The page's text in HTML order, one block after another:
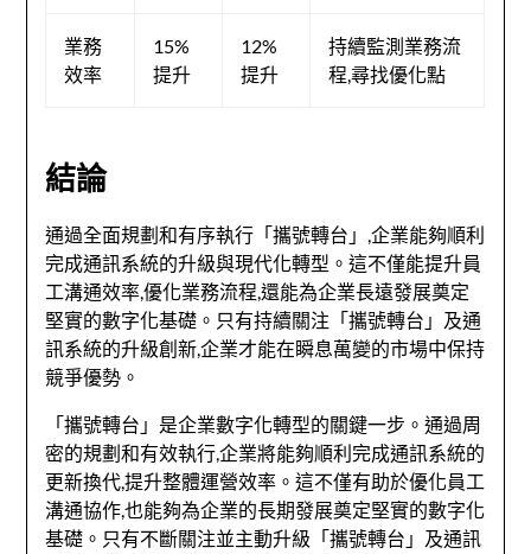
業務
效率
15%
提升
12%
提升
持續監測業務流
程,尋找優化點
結論
通過全面規劃和有序執行「攜號轉台」,企業能夠順利
完成通訊系統的升級與現代化轉型。這不僅能提升員
工溝通效率,優化業務流程,還能為企業長遠發展奠定
堅實的數字化基礎。只有持續關注「攜號轉台」及通
訊系統的升級創新,企業才能在瞬息萬變的市場中保持
競爭優勢。
「攜號轉台」是企業數字化轉型的關鍵一步。通過周
密的規劃和有效執行,企業將能夠順利完成通訊系統的
更新換代,提升整體運營效率。這不僅有助於優化員工
溝通協作,也能夠為企業的長期發展奠定堅實的數字化
基礎。只有不斷關注並主動升級「攜號轉台」及通訊